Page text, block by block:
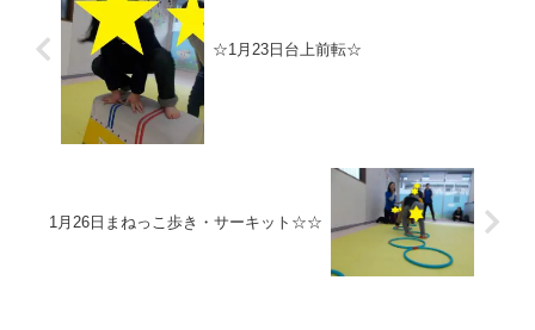
☆1月23日台上前転☆
1月26日まねっこ歩き・サーキット☆☆